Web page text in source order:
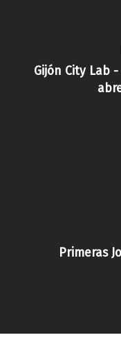
Gijón City Lab
Primeras